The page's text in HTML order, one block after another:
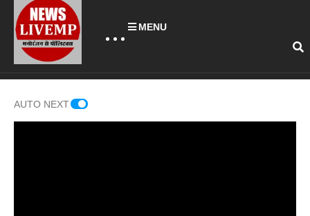
MENU
AUTO NEXT